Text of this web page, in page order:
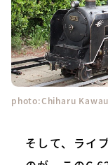
photo:Chiharu
そして、ライ